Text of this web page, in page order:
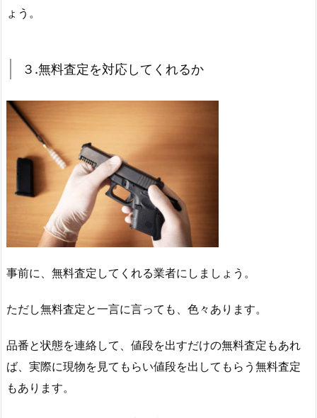
ょう。
３.無料査定を対応してくれるか
事前に、無料査定してくれる業者にしましょう。
ただし無料査定と一言に言っても、色々あります。
品番と状態を連絡して、値段を出すだけの無料査定もあれ
ば、実際に現物を見てもらい値段を出してもらう無料査定
もあります。